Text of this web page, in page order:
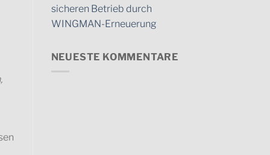
sicheren Betrieb durch
WINGMAN-Erneuerung
NEUESTE KOMMENTARE